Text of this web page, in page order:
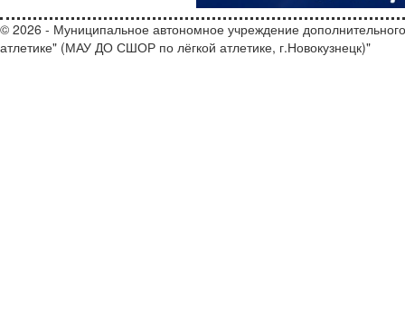
© 2026 - Муниципальное автономное учреждение
атлетике" (МАУ ДО СШОР по лёгкой атлетике, г.Новокузнецк)"